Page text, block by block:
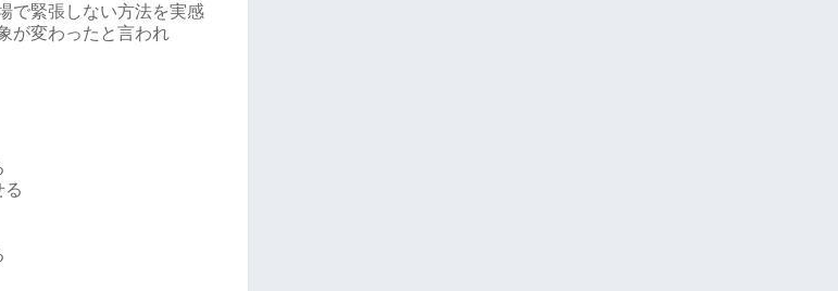
で緊張しない方法を実感
が変わったと言われ
る